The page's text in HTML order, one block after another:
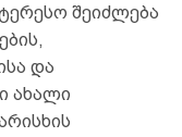
შეიძლება
და
ახალი